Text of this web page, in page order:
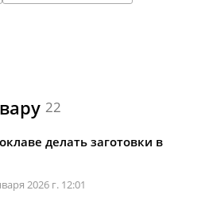
22
делать заготовки в
2026 г. 12:01